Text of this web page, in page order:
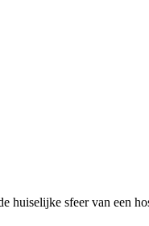
huiselijke sfeer van een